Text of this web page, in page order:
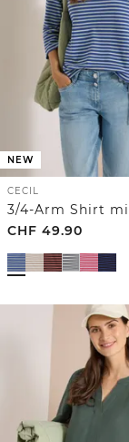
NEW
CECIL
CHF 49.90